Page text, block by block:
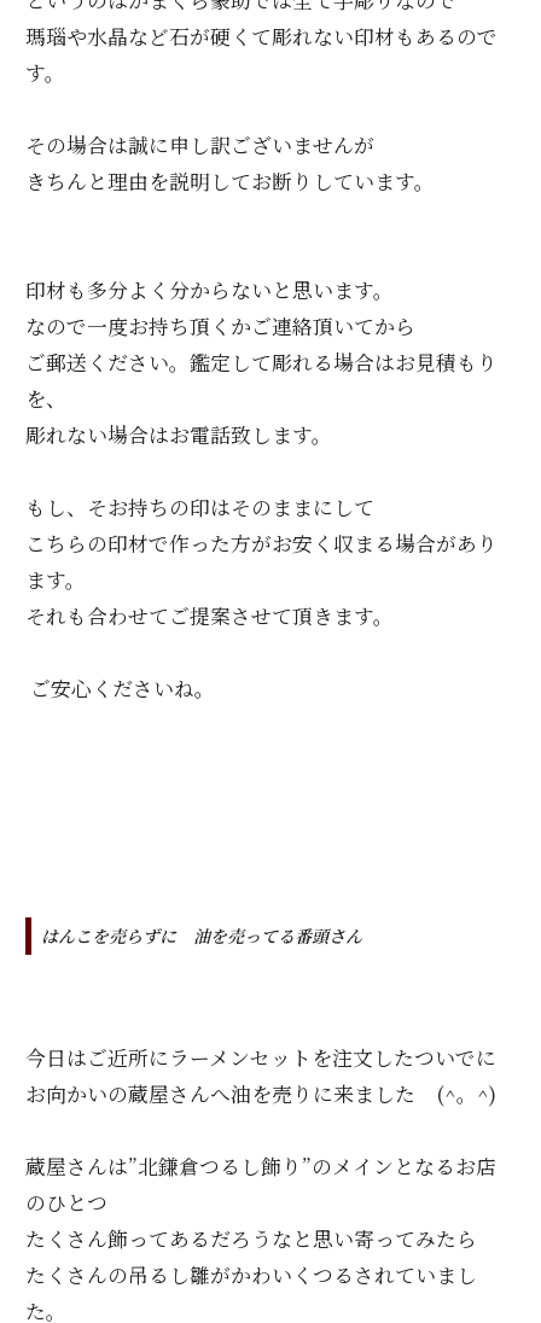
瑪瑙や水晶など石が硬くて彫れない印材もあるので
す。
その場合は誠に申し訳ございませんが
きちんと理由を説明してお断りしています。
印材も多分よく分からないと思います。
なので一度お持ち頂くかご連絡頂いてから
ご郵送ください。鑑定して彫れる場合はお見積もり
を、
彫れない場合はお電話致します。
もし、そお持ちの印はそのままにして
こちらの印材で作った方がお安く収まる場合があり
ます。
それも合わせてご提案させて頂きます。
ご安心くださいね。
はんこを売らずに 油を売ってる番頭さん
今日はご近所にラーメンセットを注文したついでに
お向かいの蔵屋さんへ油を売りに来ました (^。^)
蔵屋さんは”北鎌倉つるし飾り”のメインとなるお店
のひとつ
たくさん飾ってあるだろうなと思い寄ってみたら
たくさんの吊るし雛がかわいくつるされていまし
た。